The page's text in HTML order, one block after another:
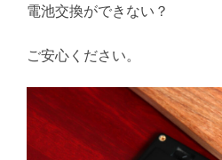
電池交換ができない？
ご安心ください。